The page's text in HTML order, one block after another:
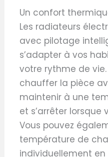
Un confort
Les radiateurs
avec pilotage
s’adapter à vos
votre rythme de
chauffer la pièce
maintenir à une
et s’arrêter lorsque
Vous pouvez
température de
individuellement